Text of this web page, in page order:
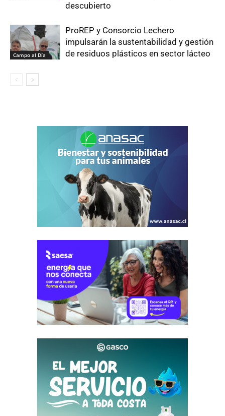
descubierto
Campo al Día
ProREP y Consorcio Lechero
impulsarán la sustentabilidad y gestión
de residuos plásticos en sector lácteo